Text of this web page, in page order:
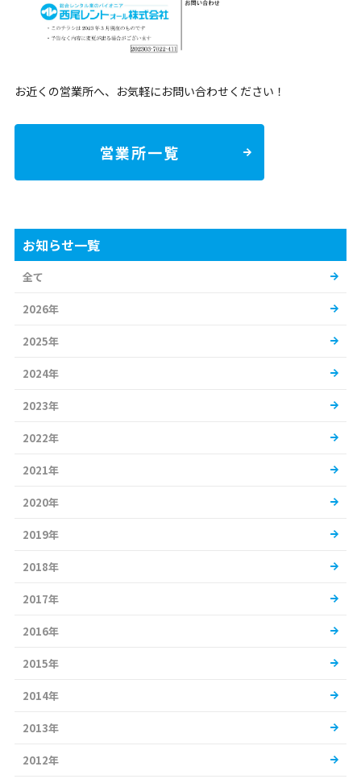
お近くの営業所へ、お気軽にお問い合わせください！
営業所一覧
お知らせ一覧
全て
2026年
2025年
2024年
2023年
2022年
2021年
2020年
2019年
2018年
2017年
2016年
2015年
2014年
2013年
2012年